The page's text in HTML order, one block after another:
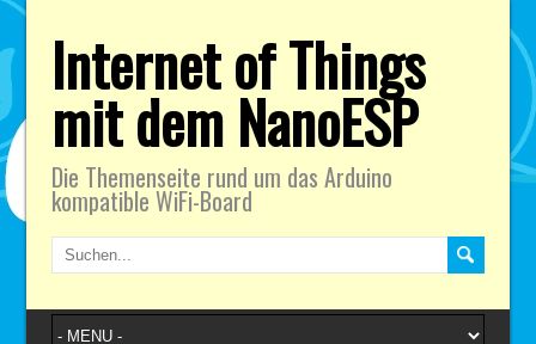
Internet of Things
mit dem NanoESP
Die Themenseite rund um das Arduino
kompatible WiFi-Board